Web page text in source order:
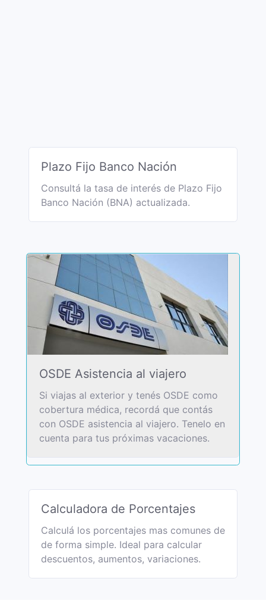
Plazo Fijo Banco Nación
Consultá la tasa de interés de Plazo Fijo
Banco Nación (BNA) actualizada.
OSDE Asistencia al viajero
Si viajas al exterior y tenés OSDE como
cobertura médica, recordá que contás
con OSDE asistencia al viajero. Tenelo en
cuenta para tus próximas vacaciones.
Calculadora de Porcentajes
Calculá los porcentajes mas comunes de
de forma simple. Ideal para calcular
descuentos, aumentos, variaciones.